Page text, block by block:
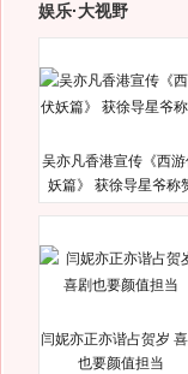
娱乐·大视野
吴亦凡香港宣传《西
妖篇》 获徐导星爷称
闫妮亦正亦谐占贺岁
也要颜值担当